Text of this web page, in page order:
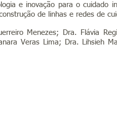
e inovação para o cuidado
de linhas e redes de
Menezes; Dra. Flávia
Veras Lima; Dra. Lihsieh